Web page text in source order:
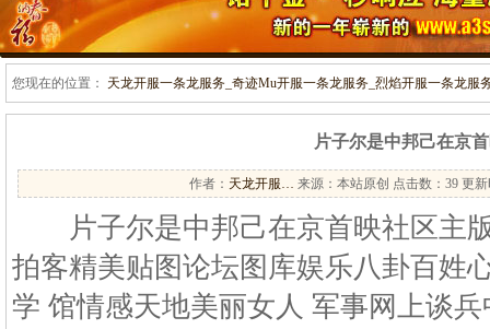
您现在的位置： 天龙开服一条龙服务_奇迹Mu开服一条龙服务_烈焰开服一条龙服
片子尔是中邦己在京
作者： 天龙开服… 来源：本站原创 点击数： 39 更新
片子尔是中邦己在京首映社区主
拍客精美贴图论坛图库娱乐八卦百姓
学 馆情感天地美丽女人 军事网上谈